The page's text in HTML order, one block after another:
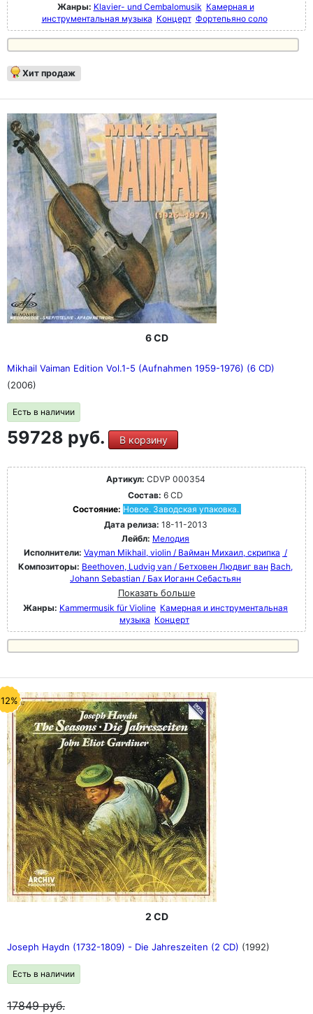
Жанры: Klavier- und Cembalomusik Камерная и
инструментальная музыка Концерт Фортепьяно соло
Хит продаж
6 CD
Mikhail Vaiman Edition Vol.1-5 (Aufnahmen 1959-1976) (6 CD)
(2006)
Есть в наличии
59728 руб. В корзину
Артикул: CDVP 000354
Состав: 6 CD
Состояние: Новое. Заводская упаковка.
Дата релиза: 18-11-2013
Лейбл: Мелодия
Исполнители: Vayman Mikhail, violin / Вайман Михаил, скрипка /
Композиторы: Beethoven, Ludvig van / Бетховен Людвиг ван Bach,
Johann Sebastian / Бах Иоганн Себастьян
Показать больше
Жанры: Kammermusik für Violine Камерная и инструментальная
музыка Концерт
2 CD
Joseph Haydn (1732-1809) - Die Jahreszeiten (2 CD) (1992)
Есть в наличии
17849руб.